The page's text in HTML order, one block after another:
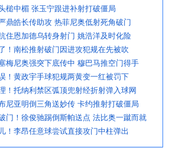
槌中楣 张玉宁跟进补射打破僵局
鼎皓长传助攻 热菲尼奥低射死角破门
住恩加德乌转身射门 姚浩洋及时化险
！南松推射破门因进攻犯规在先被吹
梅尼奥强突下底传中 穆巴马推空门得手
！黄政宇手球犯规两黄变一红被罚下
！托纳利禁区弧顶兜射经折射弹入球网
尼亚明倒三角送妙传 卡约推射打破僵局
门！徐俊驰踢倒斯帕送点 法比奥一蹴而就
！李昂任意球尝试直接攻门中柱弹出